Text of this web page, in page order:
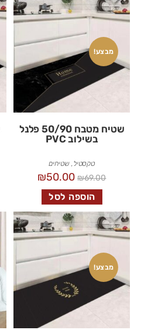
מבצע!
שטיח מטבח 50/90 פלנל
בשילוב PVC
טקסטיל ,שטיחים
₪69.00
₪50.00
הוספה לסל
מבצע!